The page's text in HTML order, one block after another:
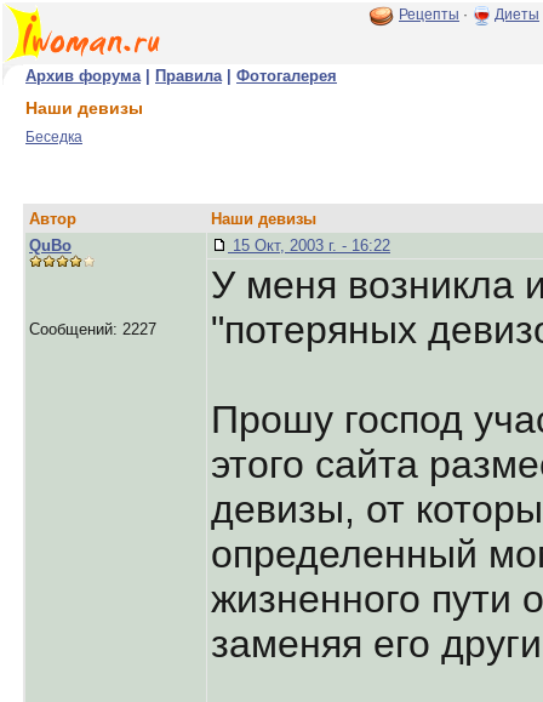
Рецепты · Диеты
Архив форума| Правила| Фотогалерея
Наши девизы
Беседка
Автор
Наши девизы
QuBo
Сообщений: 2227
15 Окт, 2003 г. - 16:22
У меня возникла
"потеряных
Прошу господ
этого сайта
девизы, от
определенный
жизненного пути
заменяя его